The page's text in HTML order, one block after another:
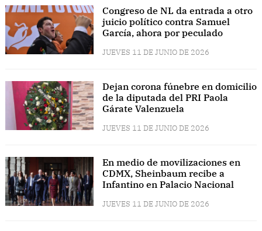
Congreso de NL da entrada a otro
juicio político contra Samuel
García, ahora por peculado
JUEVES 11 DE JUNIO DE 2026
Dejan corona fúnebre en domicilio
de la diputada del PRI Paola
Gárate Valenzuela
JUEVES 11 DE JUNIO DE 2026
En medio de movilizaciones en
CDMX, Sheinbaum recibe a
Infantino en Palacio Nacional
JUEVES 11 DE JUNIO DE 2026